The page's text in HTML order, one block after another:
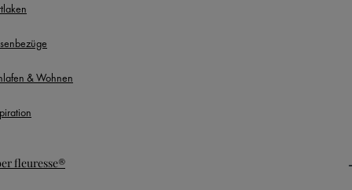
& Wohnen
fleuresse®